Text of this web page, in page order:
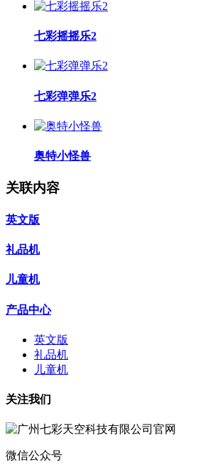
七彩摇摇乐2
七彩弹弹乐2
奥特小怪兽
关联内容
英文版
礼品机
儿童机
产品中心
英文版
礼品机
儿童机
关注我们
微信公众号